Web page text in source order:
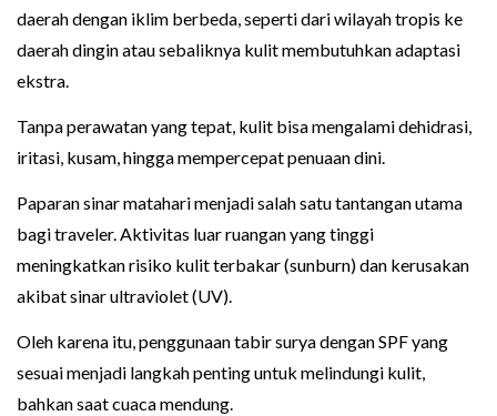
daerah dengan iklim berbeda, seperti dari wilayah tropis ke
daerah dingin atau sebaliknya kulit membutuhkan adaptasi
ekstra.
Tanpa perawatan yang tepat, kulit bisa mengalami dehidrasi,
iritasi, kusam, hingga mempercepat penuaan dini.
Paparan sinar matahari menjadi salah satu tantangan utama
bagi traveler. Aktivitas luar ruangan yang tinggi
meningkatkan risiko kulit terbakar (sunburn) dan kerusakan
akibat sinar ultraviolet (UV).
Oleh karena itu, penggunaan tabir surya dengan SPF yang
sesuai menjadi langkah penting untuk melindungi kulit,
bahkan saat cuaca mendung.